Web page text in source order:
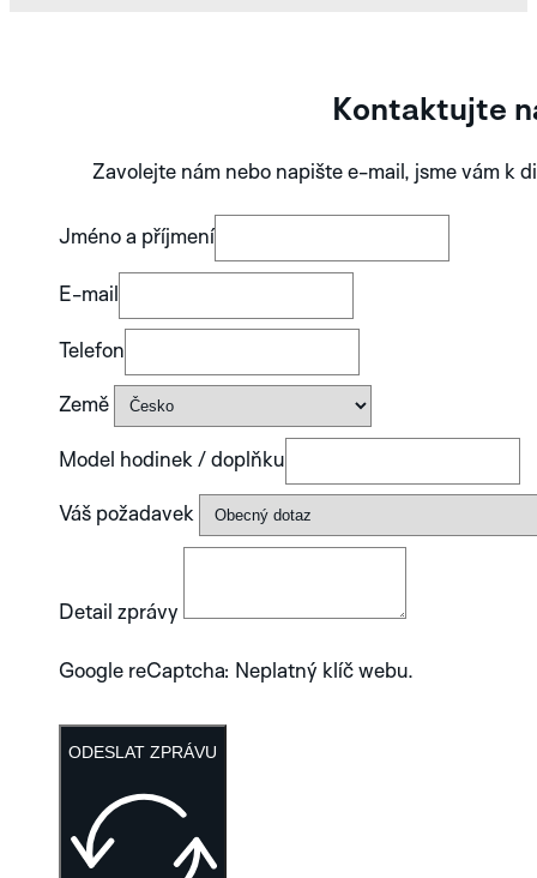
KOLEKCI APLOS
Kontaktujte
Zavolejte nám nebo napište e-mail, jsme vám k
Jméno a příjmení
E-mail
Telefon
Země
Model hodinek / doplňku
Váš požadavek
Detail zprávy
Google reCaptcha: Neplatný klíč webu.
ODESLAT ZPRÁVU